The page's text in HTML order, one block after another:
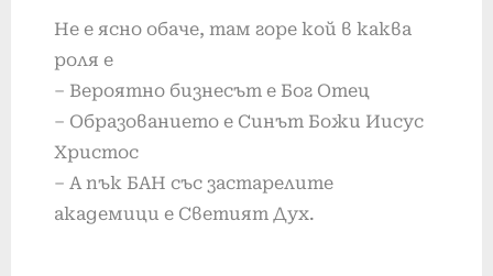
Не е ясно обаче, там горе кой в каква
роля е
– Вероятно бизнесът е Бог Отец
– Образованието е Синът Божи Иисус
Христос
– А пък БАН със застарелите
академици е Светият Дух.